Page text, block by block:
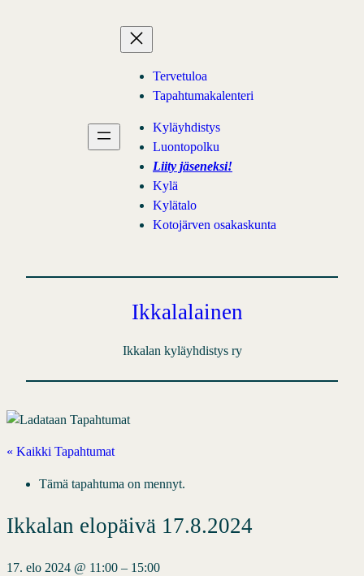
Tervetuloa
Tapahtumakalenteri
Kyläyhdistys
Luontopolku
Liity jäseneksi!
Kylä
Kylätalo
Kotojärven osakaskunta
Ikkalalainen
Ikkalan kyläyhdistys ry
« Kaikki Tapahtumat
Tämä tapahtuma on mennyt.
Ikkalan elopäivä 17.8.2024
17. elo 2024 @ 11:00 – 15:00